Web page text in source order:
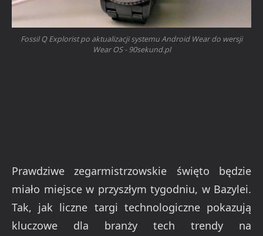
Fossil Q Explorist po aktualizacji systemu Android Wear do wersji
Wear OS - 90sekund.pl
Prawdziwe zegarmistrzowskie święto będzie
miało miejsce w przyszłym tygodniu, w Bazylei.
Tak, jak liczne targi technologiczne pokazują
kluczowe dla branży tech trendy na